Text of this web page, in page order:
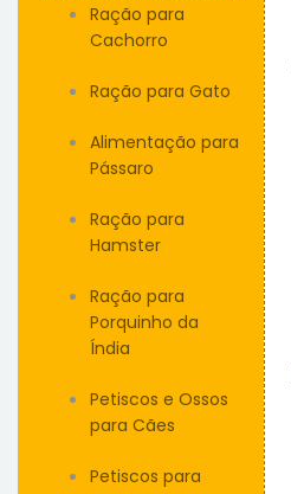
Ração para
Cachorro
Ração para Gato
Alimentação para
Pássaro
Ração para
Hamster
Ração para
Porquinho da
Índia
Petiscos e Ossos
para Cães
Petiscos para